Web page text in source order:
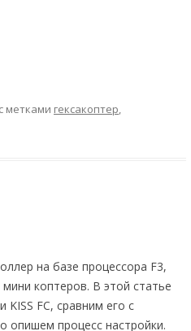
с метками гексакоптер,
на базе процессора F3,
коптеров. В этой статье
FC, сравним его с
опишем процесс настройки.